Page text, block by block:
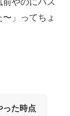
やのにバス
」ってちょ
った時点